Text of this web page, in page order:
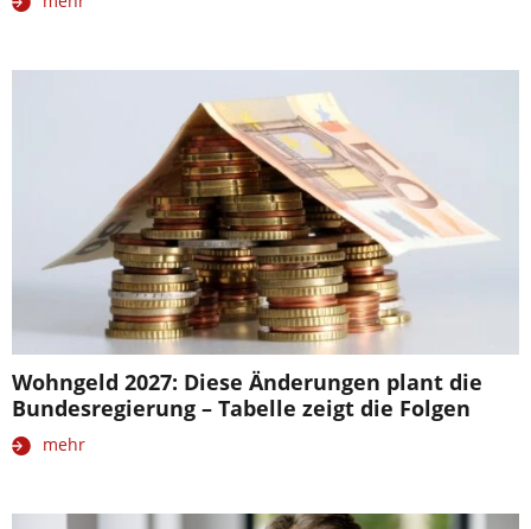
Wohngeld 2027: Diese Änderungen plant die
Bundesregierung – Tabelle zeigt die Folgen
mehr